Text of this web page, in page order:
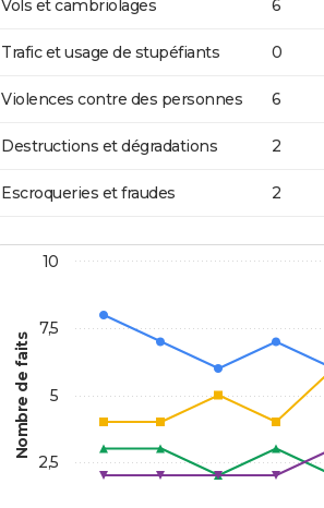
Vols et cambriolages 6
Trafic et usage de stupéfiants 0
Violences contre des personnes 6
Destructions et dégradations 2
Escroqueries et fraudes 2
Nombre de faits
2,5
5
7,5
10